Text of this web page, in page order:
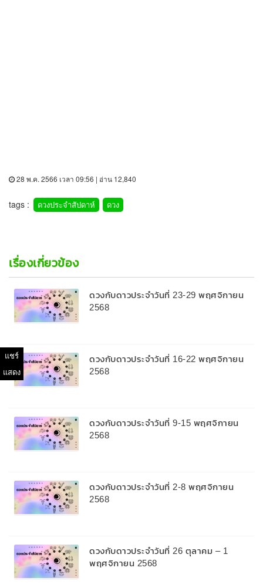
28 พ.ค. 2566 เวลา 09:56 | อ่าน 12,840
tags : ดวงประจำสัปดาห์ ดวง
เรื่องเกี่ยวข้อง
ดวงกับดาวประจำวันที่ 23-29 พฤศจิกายน
2568
ดวงกับดาวประจำวันที่ 16-22 พฤศจิกายน
2568
ดวงกับดาวประจำวันที่ 9-15 พฤศจิกายน
2568
ดวงกับดาวประจำวันที่ 2-8 พฤศจิกายน
2568
ดวงกับดาวประจำวันที่ 26 ตุลาคม – 1
พฤศจิกายน 2568
แชร์
แสดง